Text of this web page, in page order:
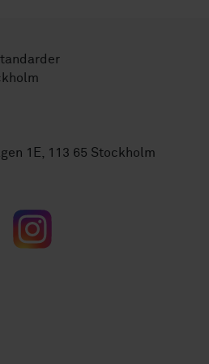
1E, 113 65 Stockholm
Instagram